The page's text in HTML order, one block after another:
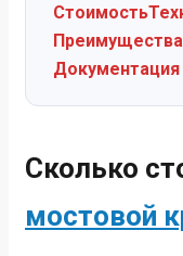
Стоимость
Преимущества
Документация
Сколько
мостовой